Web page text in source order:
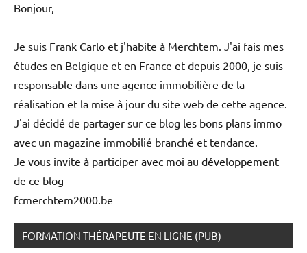
Bonjour,
Je suis Frank Carlo et j'habite à Merchtem. J'ai fais mes
études en Belgique et en France et depuis 2000, je suis
responsable dans une agence immobilière de la
réalisation et la mise à jour du site web de cette agence.
J'ai décidé de partager sur ce blog les bons plans immo
avec un magazine immobilié branché et tendance.
Je vous invite à participer avec moi au développement
de ce blog
fcmerchtem2000.be
FORMATION THÉRAPEUTE EN LIGNE (PUB)